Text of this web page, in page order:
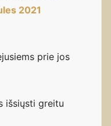
2021
prie jos
išsiųsti greitu